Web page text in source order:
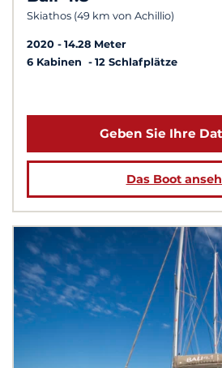
Skiathos (49 km von Achillio)
2020
14.28 Meter
6 Kabinen
12 Schlafplätze
Geben Sie Ihre
Das Boot